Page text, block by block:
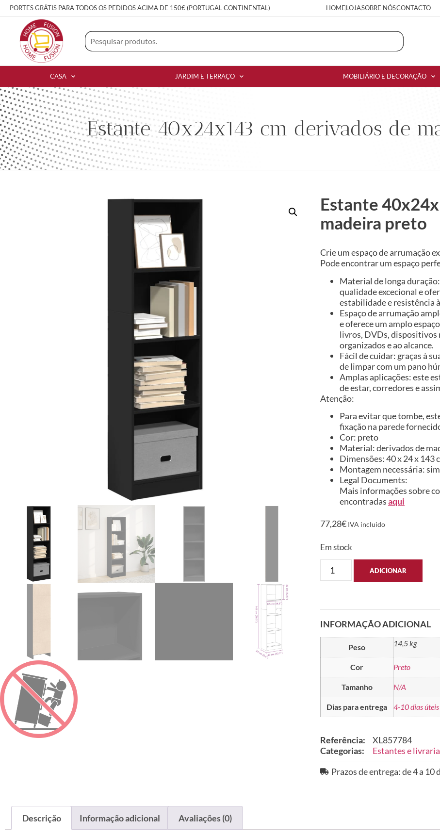
PORTES GRÁTIS PARA TODOS OS PEDIDOS ACIMA DE 150€ (PORTUGAL CONTINENTAL) HOMELOJASOBRE NÓSCONTACTO
CASA JARDIM E TERRAÇO MOBILIÁRIO E DECORAÇÃO
Estante 40x24x143 cm derivados de
Estante
madeira preto
Crie um espaço de arrumação
Pode encontrar um espaço
Material de longa
qualidade excecional e
estabilidade e resistência
Espaço de arrumação
e oferece um amplo
livros, DVDs,
organizados e ao alcance.
Fácil de cuidar: graças à
de limpar com um pano
Amplas aplicações: este
de estar, corredores e
Atenção:
Para evitar que tombe,
fixação na parede
Cor: preto
Material: derivados de
Dimensões: 40 x 24 x 143
Montagem necessária: sim
Legal Documents:
Mais informações sobre
encontradasaqui
77,28€ IVA incluido
Em stock
ADICIONAR
INFORMAÇÃO ADICIONAL
Peso 14,5 kg
Cor Preto
Tamanho N/A
Dias para entrega 4-10 dias úteis
Referência:
XL857784
Categorias:
Estantes e
Prazos de entrega: de 4 a 10
Descrição Informação adicional Avaliações (0)